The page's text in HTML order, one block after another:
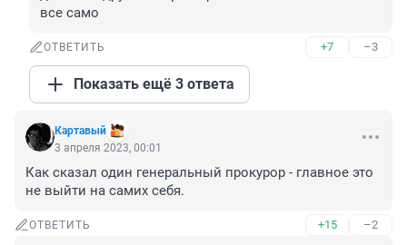
все само
ОТВЕТИТЬ +7 –3
Показать ещё 3 ответа
Картавый
3 апреля 2023, 00:01
Как сказал один генеральный прокурор - главное это
не выйти на самих себя.
ОТВЕТИТЬ +15 –2